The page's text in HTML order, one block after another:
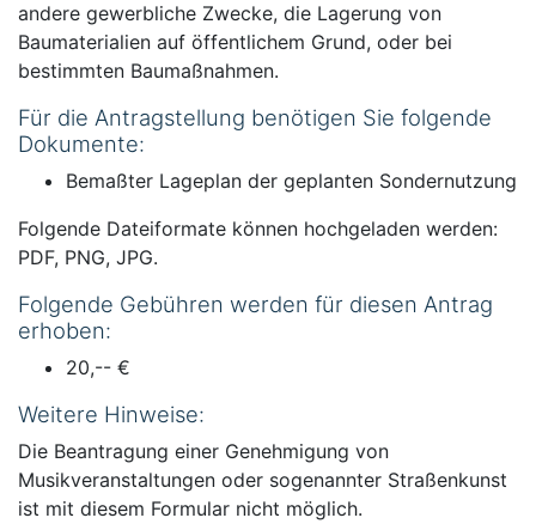
andere gewerbliche Zwecke, die Lagerung von
Baumaterialien auf öffentlichem Grund, oder bei
bestimmten Baumaßnahmen.
Für die Antragstellung benötigen Sie folgende
Dokumente:
Bemaßter Lageplan der geplanten Sondernutzung
Folgende Dateiformate können hochgeladen werden:
PDF, PNG, JPG.
Folgende Gebühren werden für diesen Antrag
erhoben:
20,-- €
Weitere Hinweise:
Die Beantragung einer Genehmigung von
Musikveranstaltungen oder sogenannter Straßenkunst
ist mit diesem Formular nicht möglich.